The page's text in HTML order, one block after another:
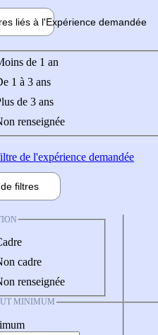
liés à l'Expérience demandée
de 1 an
1 à 3 ans
de 3 ans
renseignée
de l'expérience demandée
filtres
cadre
renseignée
MINIMUM